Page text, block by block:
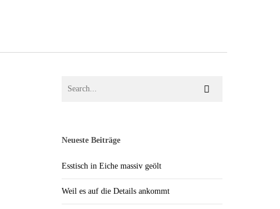
Neueste Beiträge
Esstisch in Eiche massiv geölt
Weil es auf die Details ankommt